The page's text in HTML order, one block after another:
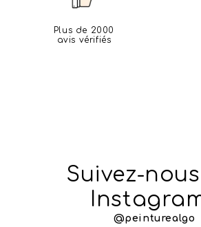
Plus de 2000
avis vérifiés
Suivez-
@peinturealgo